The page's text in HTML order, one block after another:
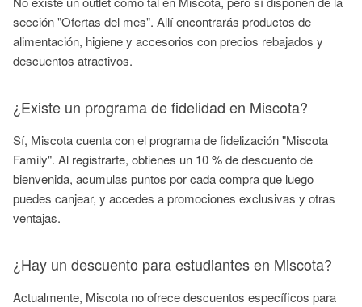
sección "Ofertas del mes". Allí encontrarás productos de
alimentación, higiene y accesorios con precios rebajados y
descuentos atractivos.
¿Existe un programa de fidelidad en Miscota?
Sí, Miscota cuenta con el programa de fidelización "Miscota
Family". Al registrarte, obtienes un 10 % de descuento de
bienvenida, acumulas puntos por cada compra que luego
puedes canjear, y accedes a promociones exclusivas y otras
ventajas.
¿Hay un descuento para estudiantes en Miscota?
Actualmente, Miscota no ofrece descuentos específicos para